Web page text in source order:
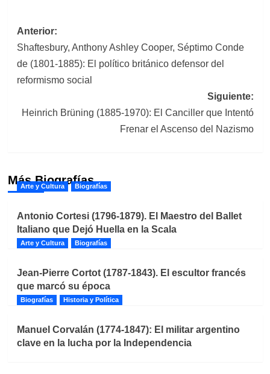
Navegación
de
entradas
Anterior:
Shaftesbury, Anthony Ashley Cooper, Séptimo Conde
de (1801-1885): El político británico defensor del
reformismo social
Siguiente:
Heinrich Brüning (1885-1970): El Canciller que Intentó
Frenar el Ascenso del Nazismo
Más Biografías
Arte y Cultura Biografías
Antonio Cortesi (1796-1879). El Maestro del Ballet
Italiano que Dejó Huella en la Scala
Arte y Cultura Biografías
Jean-Pierre Cortot (1787-1843). El escultor francés
que marcó su época
Biografías Historia y Política
Manuel Corvalán (1774-1847): El militar argentino
clave en la lucha por la Independencia